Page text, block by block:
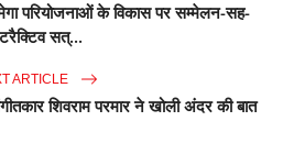
मेगा परियोजनाओं के विकास पर सम्मेलन-सह-
सत्...
ARTICLE
शिवराम परमार ने खोली अंदर की बात